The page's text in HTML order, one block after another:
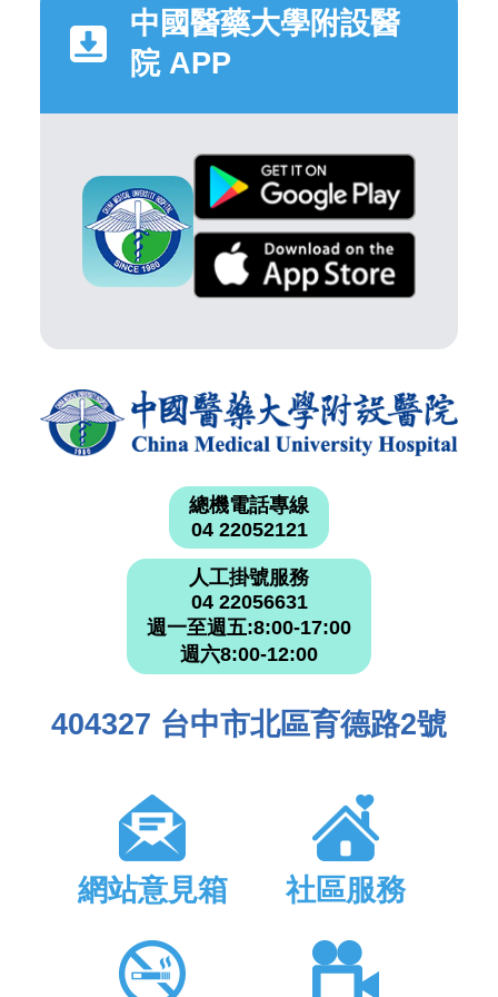
中國醫藥大學附設醫
院 APP
總機電話專線
04 22052121
人工掛號服務
04 22056631
週一至週五:8:00-17:00
週六8:00-12:00
404327 台中市北區育德路2號
網站意見箱 社區服務